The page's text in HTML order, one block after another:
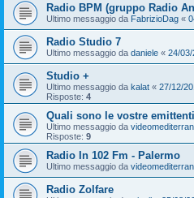
Radio BPM (gruppo Radio
Ultimo messaggio da FabrizioDag «
Radio Studio 7
Ultimo messaggio da daniele « 24/
Studio +
Ultimo messaggio da kalat « 27/12/
Risposte: 4
Quali sono le vostre
Ultimo messaggio da
Risposte: 9
Radio In 102 Fm - Palermo
Ultimo messaggio da
Radio Zolfare